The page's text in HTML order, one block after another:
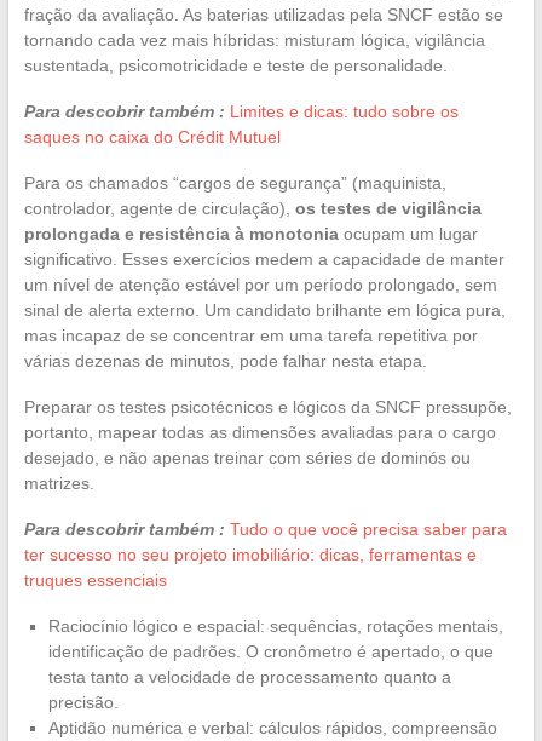
fração da avaliação. As baterias utilizadas pela SNCF estão se
tornando cada vez mais híbridas: misturam lógica, vigilância
sustentada, psicomotricidade e teste de personalidade.
Para descobrir também : Limites e dicas: tudo sobre os
saques no caixa do Crédit Mutuel
Para os chamados “cargos de segurança” (maquinista,
controlador, agente de circulação), os testes de vigilância
prolongada e resistência à monotoniaocupam um lugar
significativo. Esses exercícios medem a capacidade de manter
um nível de atenção estável por um período prolongado, sem
sinal de alerta externo. Um candidato brilhante em lógica pura,
mas incapaz de se concentrar em uma tarefa repetitiva por
várias dezenas de minutos, pode falhar nesta etapa.
Preparar os testes psicotécnicos e lógicos da SNCF pressupõe,
portanto, mapear todas as dimensões avaliadas para o cargo
desejado, e não apenas treinar com séries de dominós ou
matrizes.
Para descobrir também : Tudo o que você precisa saber para
ter sucesso no seu projeto imobiliário: dicas, ferramentas e
truques essenciais
Raciocínio lógico e espacial: sequências, rotações mentais,
identificação de padrões. O cronômetro é apertado, o que
testa tanto a velocidade de processamento quanto a
precisão.
Aptidão numérica e verbal: cálculos rápidos, compreensão